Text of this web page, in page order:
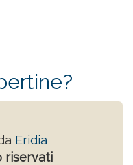
Eridia
riservati